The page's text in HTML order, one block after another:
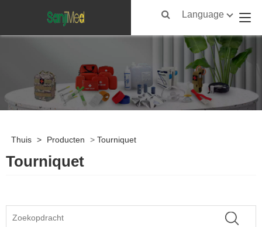
Language
Thuis > Producten > Tourniquet
Tourniquet